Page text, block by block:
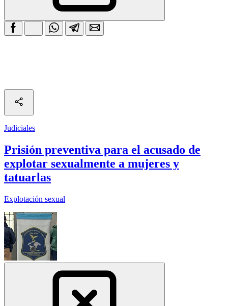
Judiciales
Prisión preventiva para el acusado de
explotar sexualmente a mujeres y
tatuarlas
Explotación sexual